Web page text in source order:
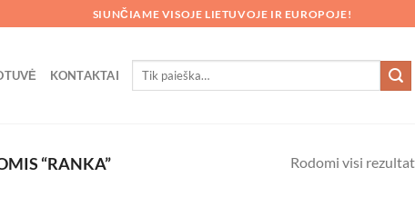
SIUNČIAME VISOJE LIETUVOJE IR EUROPOJE!
KONTAKTAI
Ieškoti:
“RANKA” Rodomi visi